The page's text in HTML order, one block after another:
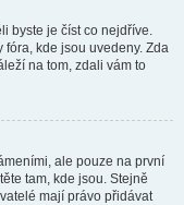
byste je číst co nejdříve.
kde jsou uvedeny. Zda
na tom, zdali vám to
ale pouze na první
tam, kde jsou. Stejně
mají právo přidávat